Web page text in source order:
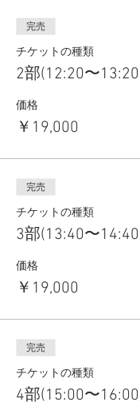
完売
チケットの種類
2部(12:20〜
価格
￥19,000
完売
チケットの種類
3部(13:40〜
価格
￥19,000
完売
チケットの種類
4部(15:00〜